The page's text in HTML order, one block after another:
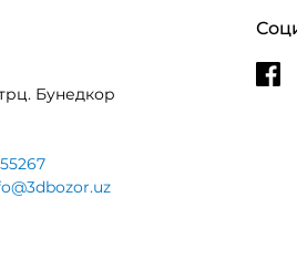
Бунедкор